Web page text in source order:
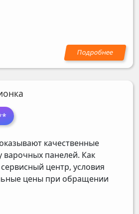
качественные
варочных панелей. Как
центр, условия
цены при обращении